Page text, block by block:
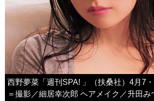
西野夢菜「週刊SPA! 」（扶桑社）4月7
＝撮影／細居幸次郎 ヘアメイク／升田み